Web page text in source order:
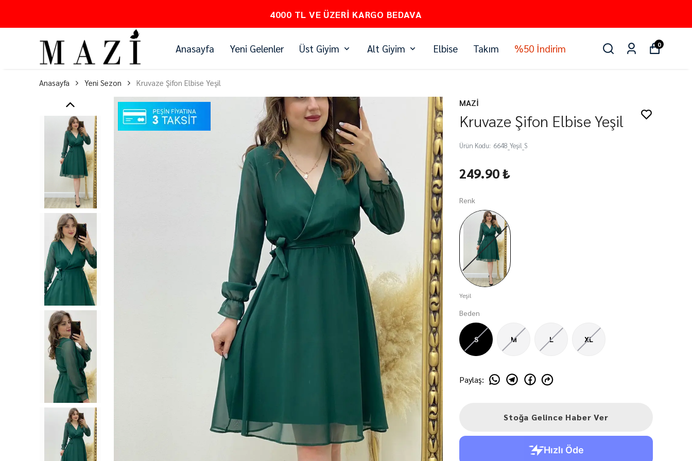
PEŞİN FİYATINA 3 TAKSİT
Anasayfa Yeni Gelenler Üst Giyim Alt Giyim Elbise Takım %50 İndirim 0
Anasayfa Yeni Sezon Kruvaze Şifon Elbise Yeşil
MAZİ
Kruvaze Şifon Elbise Yeşil
Ürün Kodu: 6648_Yeşil_S
249.90 ₺
Renk
Yeşil
Beden
S M L XL
Paylaş:
Stoğa Gelince Haber Ver